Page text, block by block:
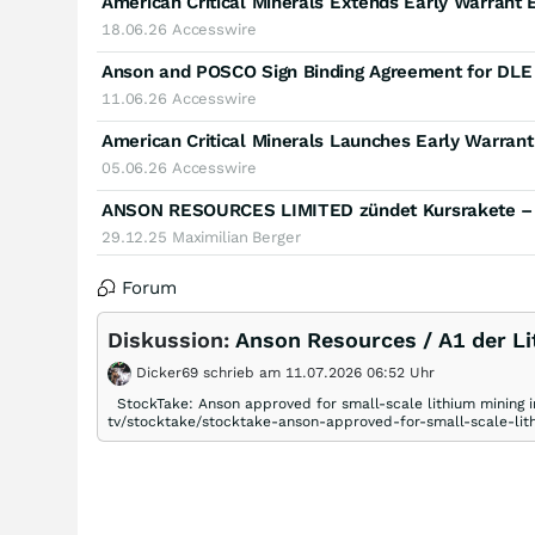
18.06.26 Accesswire
Anson and POSCO Sign Binding Agreement for
11.06.26 Accesswire
American Critical Minerals Launches Early
05.06.26 Accesswire
ANSON RESOURCES LIMITED zündet Kursrakete
29.12.25 Maximilian Berger
Forum
Diskussion: Anson Resources / A1 der
Dicker69 schrieb am 11.07.2026 06:52 Uhr
StockTake: Anson approved for small-scale lithium
tv/stocktake/stocktake-anson-approved-for-small-scale-